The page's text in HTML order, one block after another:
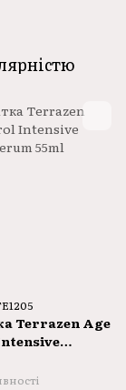
Terrazen Age
55ml